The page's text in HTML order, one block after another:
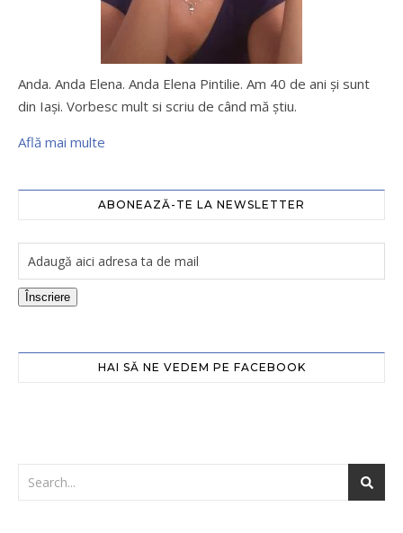
Anda. Anda Elena. Anda Elena Pintilie. Am 40 de ani şi sunt
din Iaşi. Vorbesc mult si scriu de când mă ştiu.
Află mai multe
ABONEAZĂ-TE LA NEWSLETTER
Înscriere
HAI SĂ NE VEDEM PE FACEBOOK